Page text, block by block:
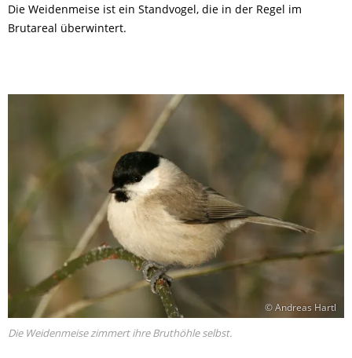
Die Weidenmeise ist ein Standvogel, die in der Regel im
Brutareal überwintert.
© Andreas Hartl
Die Weidenmeise zimmert ihre Bruthöhle selbst.